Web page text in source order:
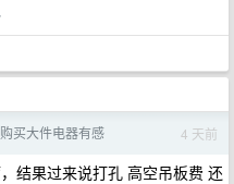
购买大件电器有感 4 天前
结果过来说打孔 高空吊板费 还